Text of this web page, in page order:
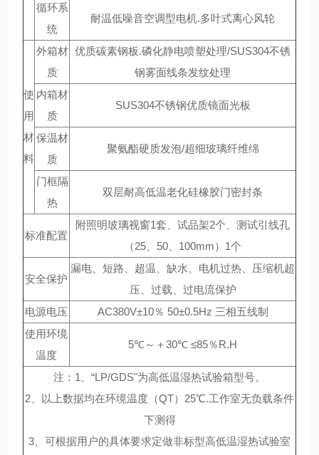
循环系
统
耐温低噪音空调型电机.多叶式离心风轮
使
用
材
料
外箱材
质
优质碳素钢板.磷化静电喷塑处理/SUS304不锈
钢雾面线条发纹处理
内箱材
质
SUS304不锈钢优质镜面光板
保温材
质
聚氨酯硬质发泡/超细玻璃纤维绵
门框隔
热
双层耐高低温老化硅橡胶门密封条
标准配置
附照明玻璃视窗1套、试品架2个、测试引线孔
（25、50、100mm）1个
安全保护
漏电、短路、超温、缺水、电机过热、压缩机超
压、过载、过电流保护
电源电压
AC380V±10％ 50±0.5Hz 三相五线制
使用环境
温度
5℃～＋30℃ ≤85％R.H
注：1、“LP/GDS"为高低温湿热试验箱型号。
2、以上数据均在环境温度（QT）25℃.工作室无负载条件
下测得
3、可根据用户的具体要求定做非标型高低温湿热试验室